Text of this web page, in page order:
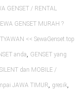
GENSET / RENTAL
GENSET MURAH ?
<< SewaGenset.top
anda, GENSET yang
dan MOBILE /
JAWA TIMUR, gresik,